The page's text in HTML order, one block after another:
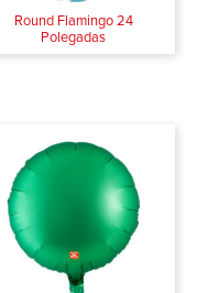
Round Flamingo 24
Polegadas